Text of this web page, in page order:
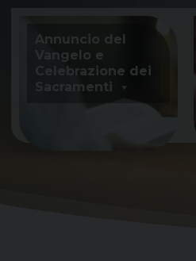
content
Annuncio del
Vangelo e
Celebrazione dei
Sacramenti